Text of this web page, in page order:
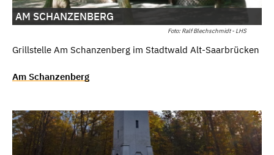
Foto: Ralf Blechschmidt - LHS
AM SCHANZENBERG
Grillstelle Am Schanzenberg im Stadtwald Alt-Saarbrücken
Am Schanzenberg